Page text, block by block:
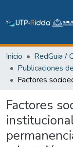
Inicio
Factores